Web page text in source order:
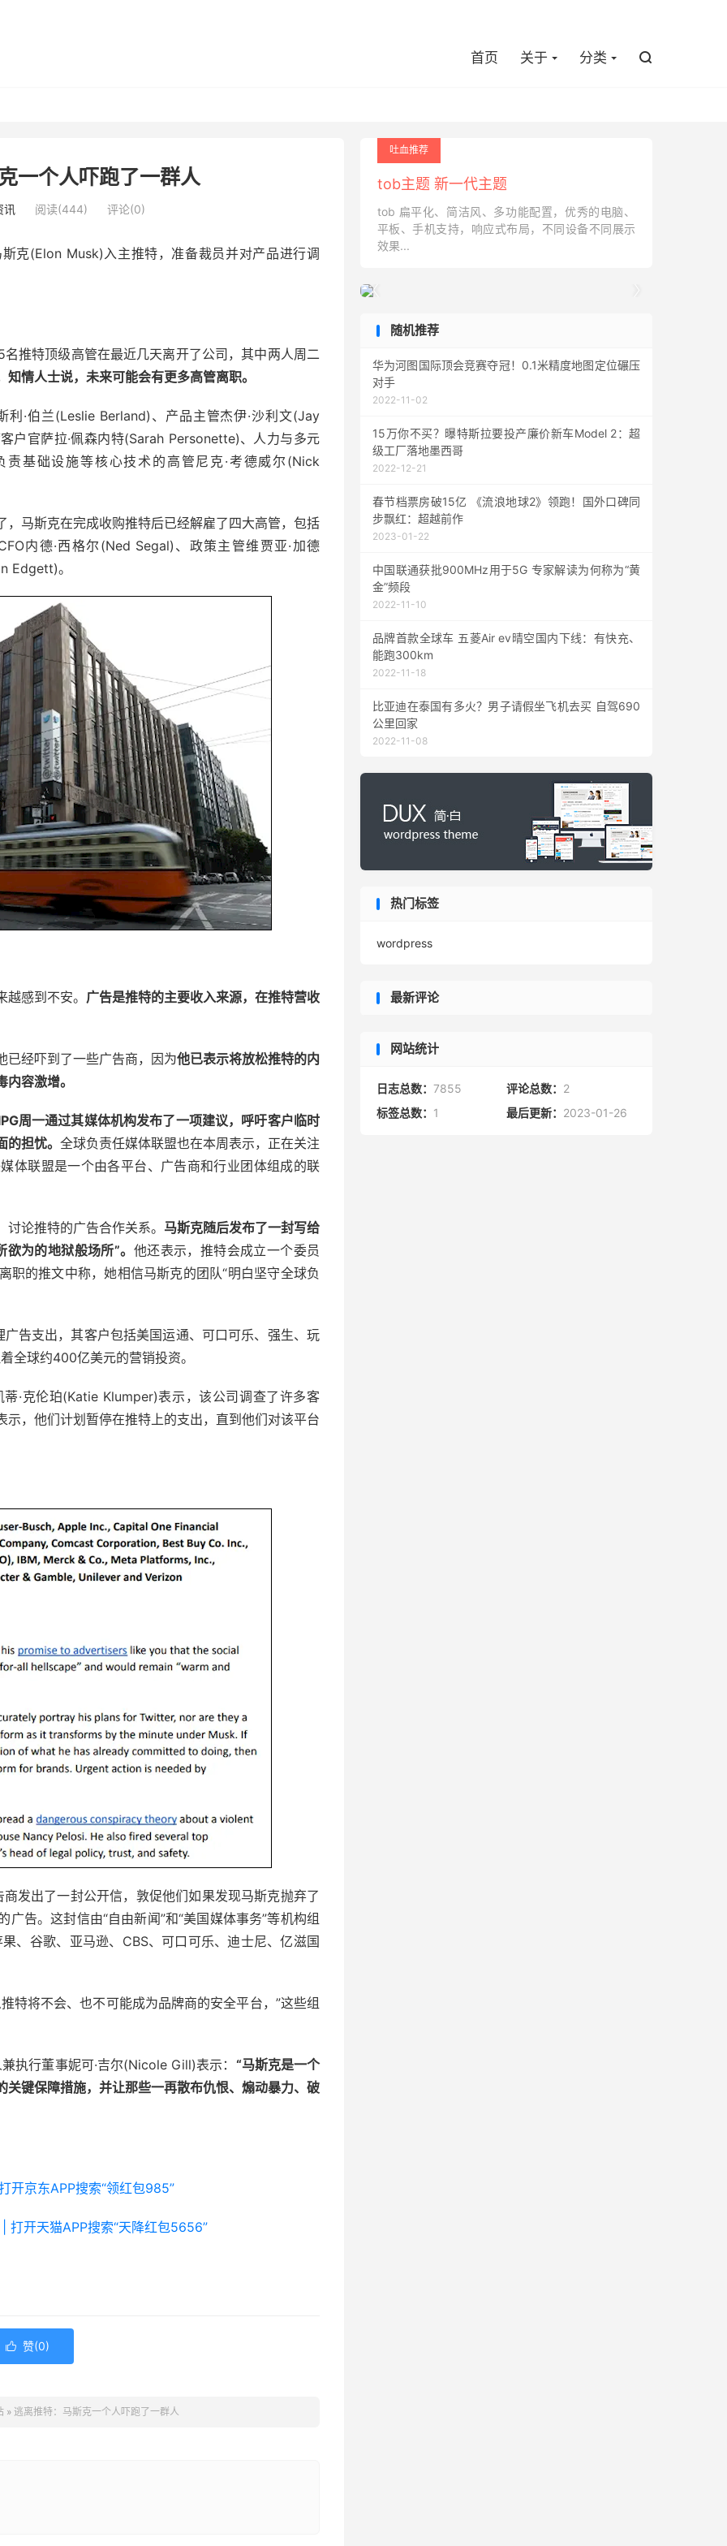
首页 关于 分类 
一个人吓跑了一群人
讯 阅读(444) 评论(0)
克(Elon Musk)入主推特，准备裁员并对产品进行调
推特顶级高管在最近几天离开了公司，其中两人周二
情人士说，未来可能会有更多高管离职。
·伯兰(Leslie Berland)、产品主管杰伊·沙利文(Jay
户官萨拉·佩森内特(Sarah Personette)、人力与多元
责基础设施等核心技术的高管尼克·考德威尔(Nick
，马斯克在完成收购推特后已经解雇了四大高管，包括
内德·西格尔(Ned Segal)、政策主管维贾亚·加德
Edgett)。
感到不安。 广告是推特的主要收入来源，在推特营收
已经吓到了一些广告商，因为他已表示将放松推特的内
容激增。
周一通过其媒体机构发布了一项建议，呼吁客户临时
担忧。 全球负责任媒体联盟也在本周表示，正在关注
体联盟是一个由各平台、广告商和行业团体组成的联
论推特的广告合作关系。 马斯克随后发布了一封写给
为的地狱般场所”。 他还表示，推特会成立一个委员
职的推文中称，她相信马斯克的团队“明白坚守全球负
告支出，其客户包括美国运通、可口可乐、强生、玩
全球约400亿美元的营销投资。
·克伦珀(Katie Klumper)表示，该公司调查了许多客
，他们计划暂停在推特上的支出，直到他们对该平台
发出了一封公开信，敦促他们如果发现马斯克抛弃了
告。这封信由“自由新闻”和“美国媒体事务”等机构组
、谷歌、亚马逊、CBS、可口可乐、迪士尼、亿滋国
特将不会、也不可能成为品牌商的安全平台，”这些组
执行董事妮可·吉尔(Nicole Gill)表示： “马斯克是一个
键保障措施，并让那些一再散布仇恨、煽动暴力、破
开京东APP搜索“领红包985”
开天猫APP搜索“天降红包5656”
 赞(0)
» 逃离推特：马斯克一个人吓跑了一群人
吐血推荐
tob主题 新一代主题
tob 扁平化、简洁风、多功能配置，优秀的电脑、
平板、手机支持，响应式布局，不同设备不同展示
效果...

随机推荐
华为河图国际顶会竞赛夺冠！0.1米精度地图定位碾压
对手
2022-11-02
15万你不买？曝特斯拉要投产廉价新车Model 2：超
级工厂落地墨西哥
2022-12-21
春节档票房破15亿 《流浪地球2》领跑！国外口碑同
步飘红：超越前作
2023-01-22
中国联通获批900MHz用于5G 专家解读为何称为“黄
金”频段
2022-11-10
品牌首款全球车 五菱Air ev晴空国内下线：有快充、
能跑300km
2022-11-18
比亚迪在泰国有多火？男子请假坐飞机去买 自驾690
公里回家
2022-11-08
热门标签
wordpress
最新评论
网站统计
日志总数： 7855 评论总数： 2
标签总数： 1 最后更新： 2023-01-26